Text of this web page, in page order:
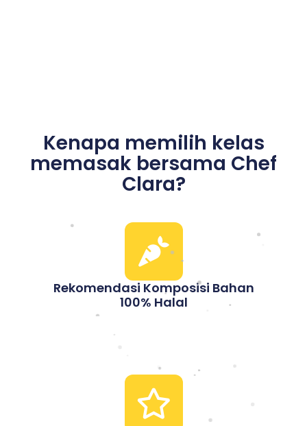
Kenapa memilih kelas
memasak bersama Chef
Clara?
Rekomendasi Komposisi Bahan
100% Halal